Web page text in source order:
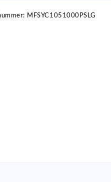
MFSYC1051000PSLG